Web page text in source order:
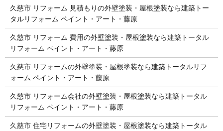
久慈市 リフォーム 見積もりの外壁塗装・屋根塗装なら建築トー
タルリフォーム ペイント・アート・藤原
久慈市 リフォーム 費用の外壁塗装・屋根塗装なら建築トータル
リフォーム ペイント・アート・藤原
久慈市 リフォームの外壁塗装・屋根塗装なら建築トータルリフ
ォーム ペイント・アート・藤原
久慈市 リフォーム会社の外壁塗装・屋根塗装なら建築トータル
リフォーム ペイント・アート・藤原
久慈市 住宅リフォームの外壁塗装・屋根塗装なら建築トータル